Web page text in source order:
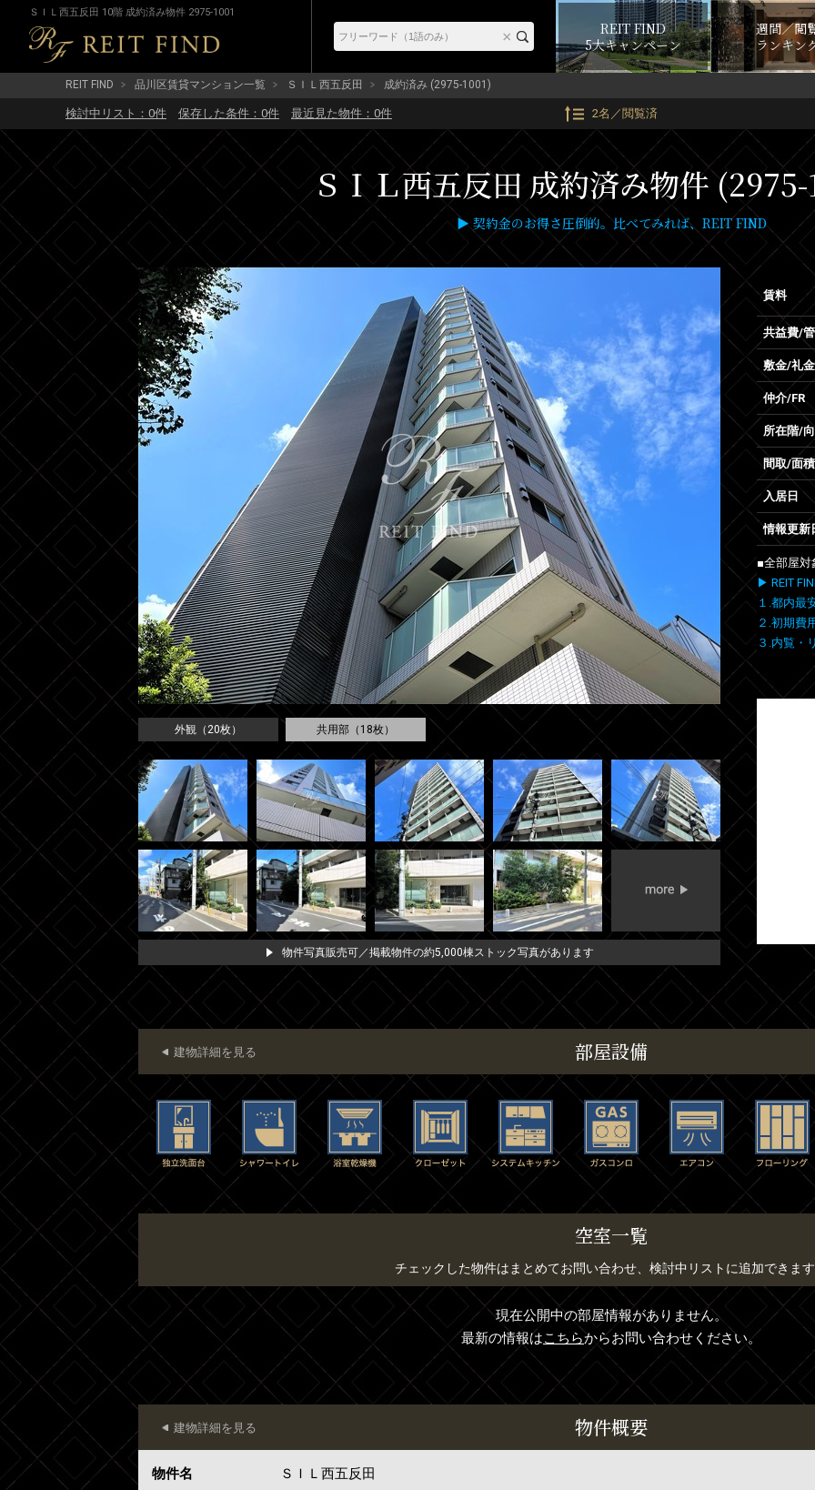
ＳＩＬ西五反田 10階 成約済み物件 2975-1001
REIT FIND
5大キャンペーン
週間／閲
ランキン
REIT FIND 品川区賃貸マンション一覧 ＳＩＬ西五反田 成約済み (2975-1001)
検討中リスト： 0件 保存した条件： 0件 最近見た物件： 0件 2名／閲覧済
ＳＩＬ西五反田 成約済み物件
▶ 契約金のお得さ圧倒的。比べてみれば、REIT FIND
外観（20枚） 共用部（18枚）
物件写真販売可／掲載物件の約5,000棟ストック写真があります
賃料
共益費/
敷金/礼金
仲介/FR
所在階/
間取/面積
入居日
情報更新
■全部屋対
▶ REIT
１.都内最
２.初期費
３.内覧・
部屋設備
建物詳細を見る
空室一覧
チェックした物件はまとめてお問い合わせ、検討中リストに追加できま
現在公開中の部屋情報がありません。
最新の情報はこちらからお問い合わせください。
物件概要
建物詳細を見る
物件名 ＳＩＬ西五反田